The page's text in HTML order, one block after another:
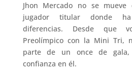
Jhon Mercado no se
jugador titular donde
diferencias. Desde que
Preolímpico con la Mini Tri,
parte de un once de gala,
confianza en él.